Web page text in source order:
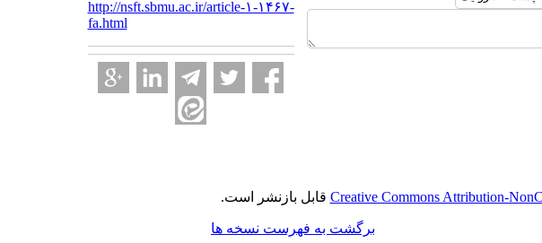
http://nsft.sbmu.ac.ir/article-۱-۱۴۶۷-
fa.html
Creative Commons Attribution- قابل بازنشر است.
برگشت به فهرست نسخه ها